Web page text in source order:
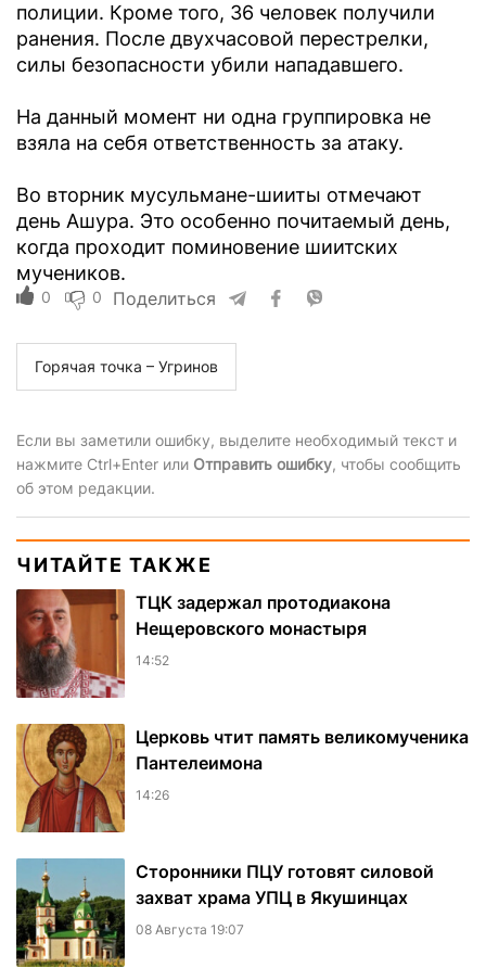
полиции. Кроме того, 36 человек получили
ранения. После двухчасовой перестрелки,
силы безопасности убили нападавшего.
На данный момент ни одна группировка не
взяла на себя ответственность за атаку.
Во вторник мусульмане-шииты отмечают
день Ашура. Это особенно почитаемый день,
когда проходит поминовение шиитских
мучеников.
0 0 Поделиться
Горячая точка – Угринов
Если вы заметили ошибку, выделите необходимый текст и
нажмите Ctrl+Enter или Отправить ошибку, чтобы сообщить
об этом редакции.
ЧИТАЙТЕ ТАКЖЕ
ТЦК задержал протодиакона
Нещеровского монастыря
14:52
Церковь чтит память великомученика
Пантелеимона
14:26
Сторонники ПЦУ готовят силовой
захват храма УПЦ в Якушинцах
08 Августа 19:07